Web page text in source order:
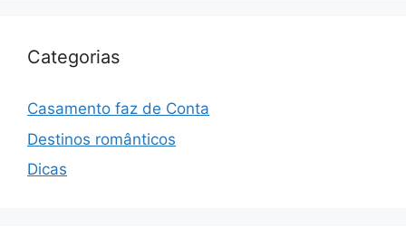
Categorias
Casamento faz de Conta
Destinos românticos
Dicas